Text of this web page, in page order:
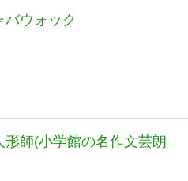
バウォック
形師(小学館の名作文芸朗